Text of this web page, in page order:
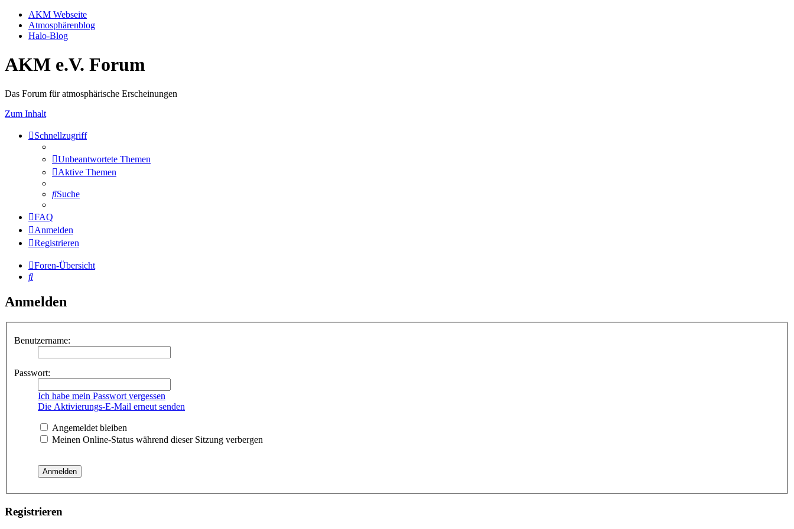
AKM Webseite
Atmosphärenblog
Halo-Blog
AKM e.V. Forum
Das Forum für atmosphärische Erscheinungen
Zum Inhalt
Schnellzugriff
Unbeantwortete Themen
Aktive Themen
Suche
FAQ
Anmelden
Registrieren
Foren-Übersicht
Suche
Anmelden
Benutzername:
Passwort:
Ich habe mein Passwort vergessen
Die Aktivierungs-E-Mail erneut senden
Angemeldet bleiben
Meinen Online-Status während dieser Sitzung verbergen
Registrieren